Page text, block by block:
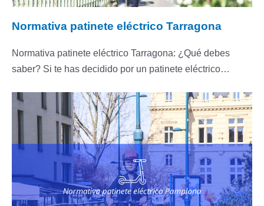
Normativa patinete eléctrico Tarragona
Normativa patinete eléctrico Tarragona: ¿Qué debes
saber? Si te has decidido por un patinete eléctrico…